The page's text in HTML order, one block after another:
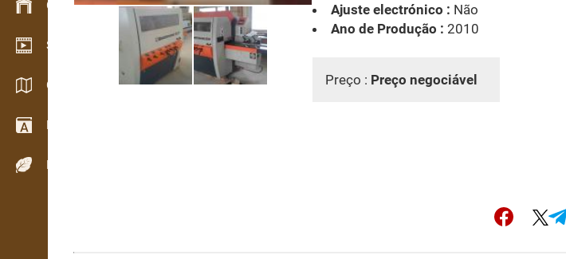
Gestão de stocks
Showroom de vídeo
Catálogos / Brochuras
Dicionário
Espécies de madeira
Ajuste electrónico : Não
Ano de Produção : 2010
Preço : Preço negociável